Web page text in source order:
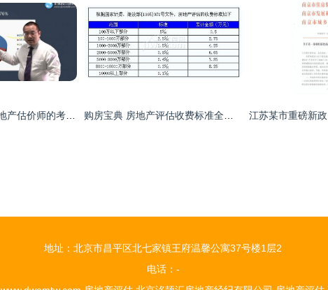
地址：北京市昌平区北七家镇王府温馨公寓37号楼1层2
电话：-